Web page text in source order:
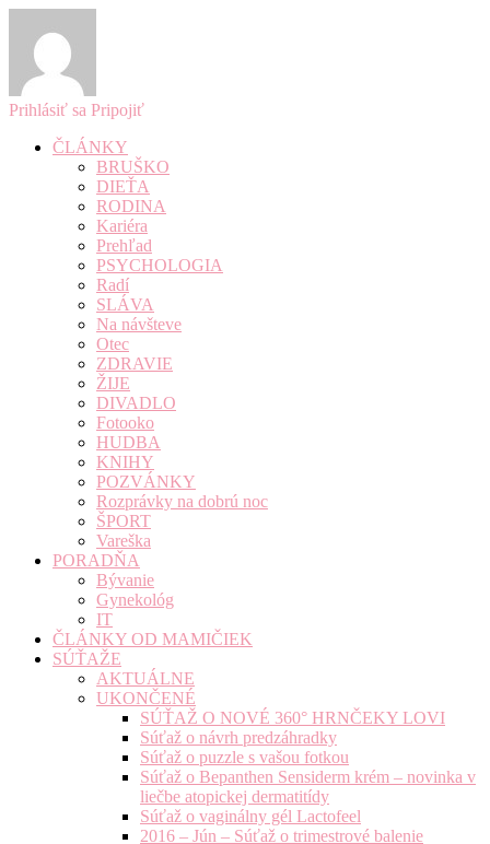
Prihlásiť sa Pripojiť
ČLÁNKY
BRUŠKO
DIEŤA
RODINA
Kariéra
Prehľad
PSYCHOLOGIA
Radí
SLÁVA
Na návšteve
Otec
ZDRAVIE
ŽIJE
DIVADLO
Fotooko
HUDBA
KNIHY
POZVÁNKY
Rozprávky na dobrú noc
ŠPORT
Vareška
PORADŇA
Bývanie
Gynekológ
IT
ČLÁNKY OD MAMIČIEK
SÚŤAŽE
AKTUÁLNE
UKONČENÉ
SÚŤAŽ O NOVÉ 360° HRNČEKY LOVI
Súťaž o návrh predzáhradky
Súťaž o puzzle s vašou fotkou
Súťaž o Bepanthen Sensiderm krém – novinka v
liečbe atopickej dermatitídy
Súťaž o vaginálny gél Lactofeel
2016 – Jún – Súťaž o trimestrové balenie